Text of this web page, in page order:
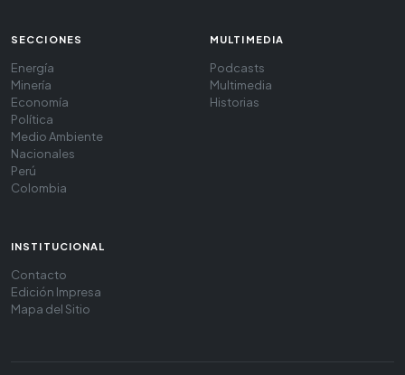
SECCIONES
Energía
Minería
Economía
Política
Medio Ambiente
Nacionales
Perú
Colombia
MULTIMEDIA
Podcasts
Multimedia
Historias
INSTITUCIONAL
Contacto
Edición Impresa
Mapa del Sitio